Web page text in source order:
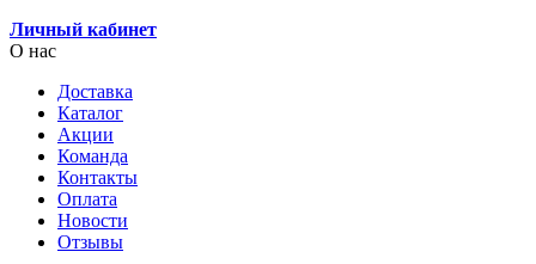
Личный кабинет
О нас
Доставка
Каталог
Акции
Команда
Контакты
Оплата
Новости
Отзывы